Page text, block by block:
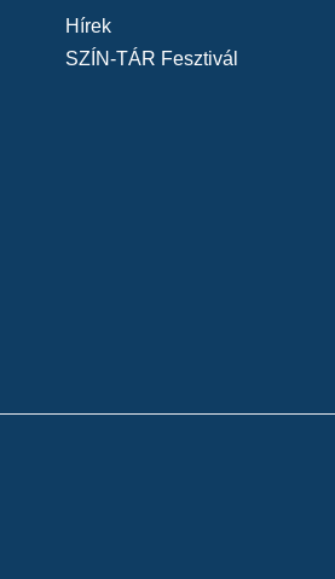
Hírek
SZÍN-TÁR Fesztivál